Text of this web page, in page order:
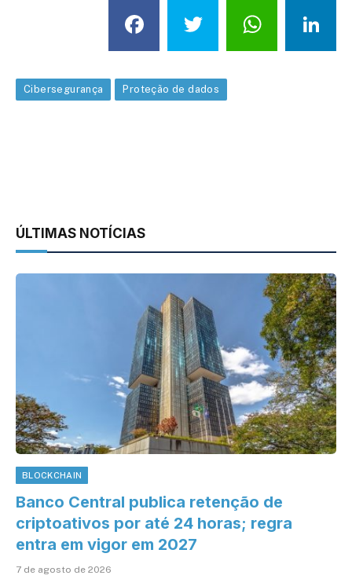
Facebook
Twitter
Cibersegurança Proteção de dados
ÚLTIMAS NOTÍCIAS
BLOCKCHAIN
Banco Central publica retenção de
criptoativos por até 24 horas; regra
entra em vigor em 2027
7 de agosto de 2026